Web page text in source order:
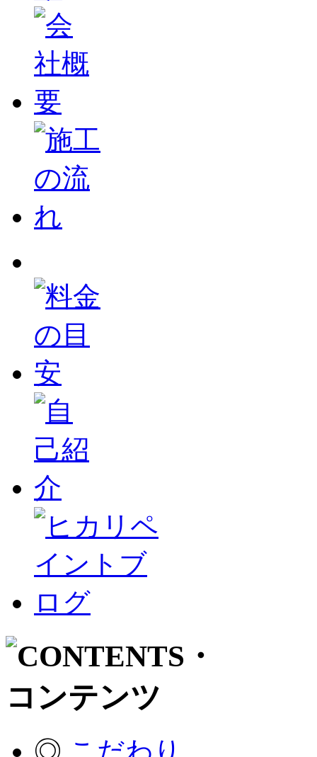
◎ こだわり